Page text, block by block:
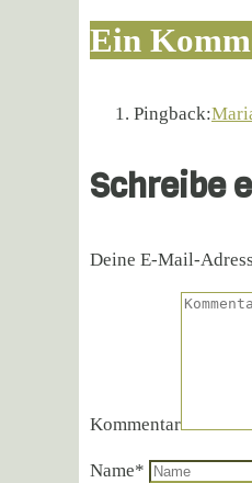
Ein
Pingback:
Schreibe
Deine E-Mail-
Kommentar
Name*